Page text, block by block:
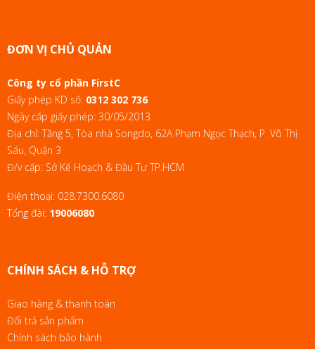
ĐƠN VỊ CHỦ QUẢN
Công ty cổ phần FirstC
Giấy phép KD số: 0312 302 736
Ngày cấp giấy phép: 30/05/2013
Địa chỉ: Tầng 5, Tòa nhà Songdo, 62A Phạm Ngọc Thạch, P. Võ Thị
Sáu, Quận 3
Đ/v cấp: Sở Kế Hoạch & Đầu Tư TP.HCM
Điện thoại: 028.7300.6080
Tổng đài: 19006080
CHÍNH SÁCH & HỖ TRỢ
Giao hàng & thanh toán
Đổi trả sản phẩm
Chính sách bảo hành